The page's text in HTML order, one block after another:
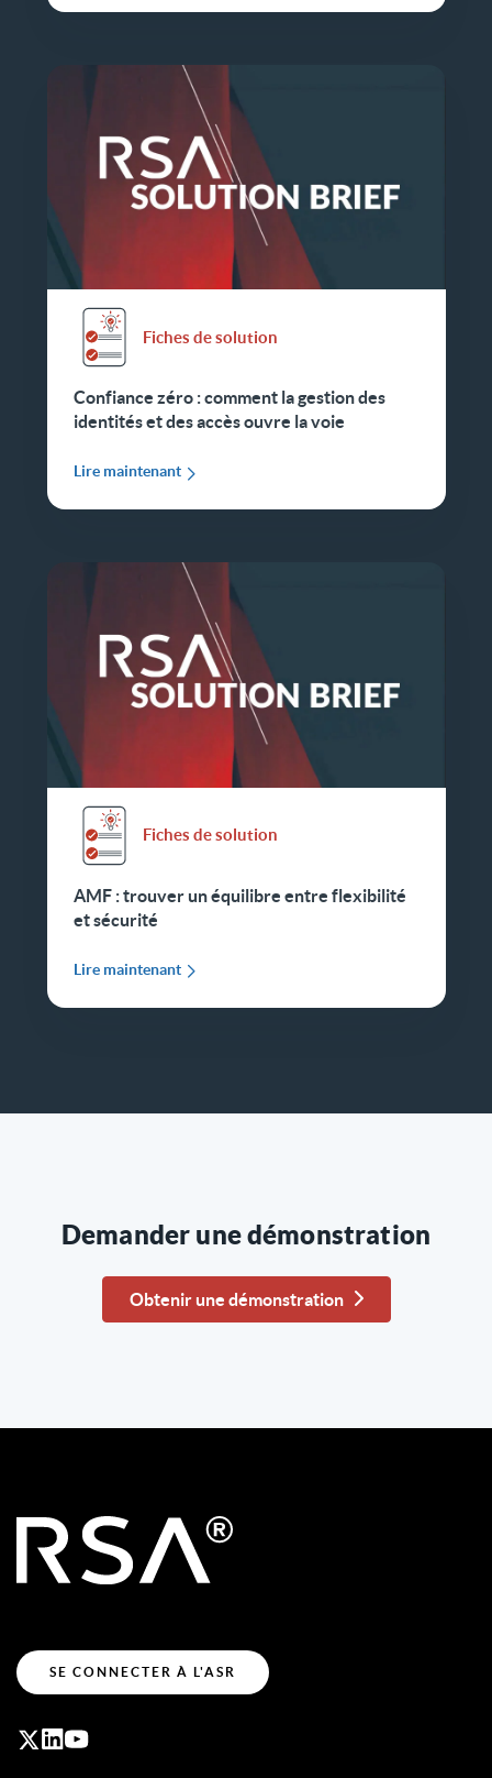
Fiches de solution
Confiance zéro : comment la gestion des
identités et des accès ouvre la voie
Lire maintenant
Fiches de solution
AMF : trouver un équilibre entre flexibilité
et sécurité
Lire maintenant
Demander une démonstration
Obtenir une démonstration
SE CONNECTER À L'ASR